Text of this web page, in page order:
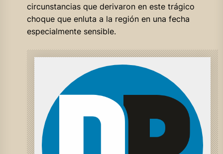
circunstancias que derivaron en este trágico
choque que enluta a la región en una fecha
especialmente sensible.